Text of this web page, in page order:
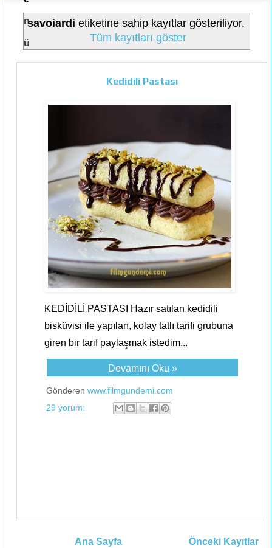
n
ü
savoiardi etiketine sahip kayıtlar gösteriliyor.
Tüm kayıtları göster
Kedidili Pastası
KEDİDİLİ PASTASI Hazır satılan kedidili
bisküvisi ile yapılan, kolay tatlı tarifi grubuna
giren bir tarif paylaşmak istedim...
Devamını Oku »
Gönderen www.filmgundemi.com
29 yorum:
Önceki Kayıtlar
Ana Sayfa